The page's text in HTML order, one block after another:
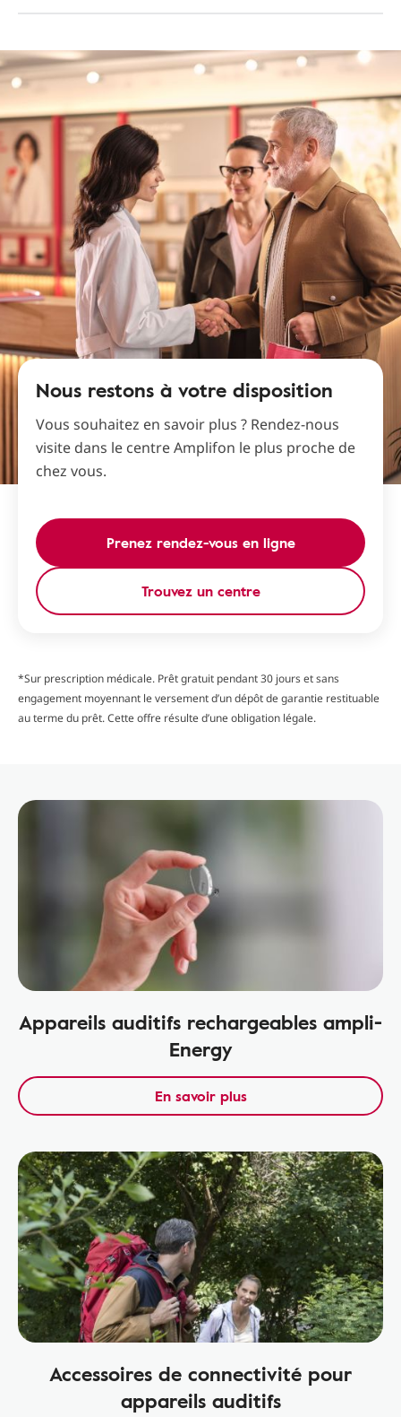
Nous restons à votre disposition
Vous souhaitez en savoir plus ? Rendez-nous
visite dans le centre Amplifon le plus proche de
chez vous.
Prenez rendez-vous en ligne
Trouvez un centre
*Sur prescription médicale. Prêt gratuit pendant 30 jours et sans
engagement moyennant le versement d’un dépôt de garantie restituable
au terme du prêt. Cette offre résulte d’une obligation légale.
Appareils auditifs rechargeables ampli-
Energy
En savoir plus
Accessoires de connectivité pour
appareils auditifs